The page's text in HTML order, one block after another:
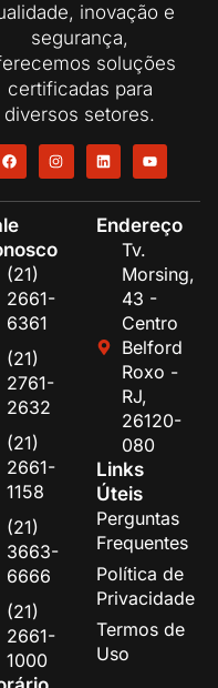
inovação e
segurança,
soluções
certificadas para
diversos setores.
(21)
2661-
6361
(21)
2761-
2632
(21)
2661-
1158
(21)
3663-
6666
(21)
2661-
1000
Endereço
Tv.
Morsing,
43 -
Centro
Belford
Roxo -
RJ,
26120-
080
Links
Úteis
Perguntas
Frequentes
Política de
Privacidade
Termos de
Uso